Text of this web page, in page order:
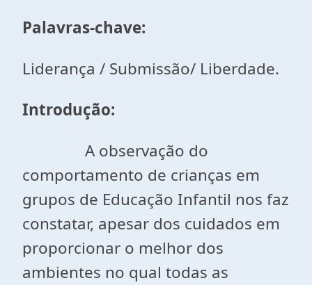
Palavras-chave:
Liderança / Submissão/ Liberdade.
Introdução:
A observação do
comportamento de crianças em
grupos de Educação Infantil nos faz
constatar, apesar dos cuidados em
proporcionar o melhor dos
ambientes no qual todas as